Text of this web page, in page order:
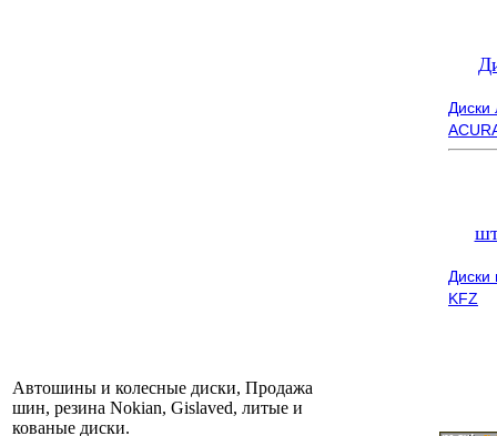
Диски
KFZ
Автошины и колесные диски, Продажа
шин, резина Nokian, Gislaved, литые и
кованые диски.